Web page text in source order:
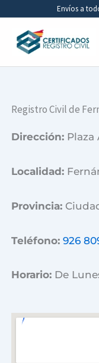
contenido
Envíos a
Registro Civil de
Dirección:
Localidad:
Provincia:
Teléfono: 926
Horario: De